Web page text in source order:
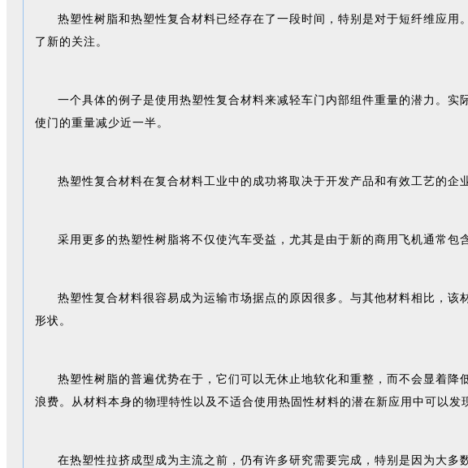
热塑性树脂和热塑性复合材料已经存在了一段时间，特别是对于短纤维应
了新的关注。
一个具体的例子是使用热塑性复合材料来减轻车门内部组件重量的潜力。
使门的重量减少近一半。
热塑性复合材料在复合材料工业中的成功将取决于开发产品和有效工艺的企
采用更多的热塑性树脂将不仅使汽车受益，尤其是由于新的商用飞机通常包
热塑性复合材料很容易成为运输市场据点的原因很多。与其他材料相比，
形状。
热塑性树脂的普遍优势在于，它们可以无休止地软化和重整，而不会显着
浪费。从材料本身的物理特性以及不适合使用热固性材料的潜在新应用中可以发
在热塑性拉挤成型成为主流之前，仍有许多研究需要完成，特别是因为大多